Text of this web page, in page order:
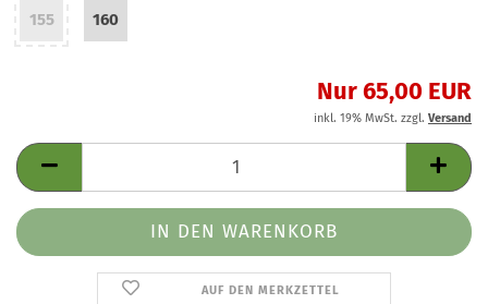
155 160
Nur 65,00 EUR
inkl. 19% MwSt. zzgl. Versand
AUF DEN MERKZETTEL